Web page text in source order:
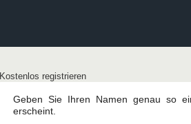
Kostenlos registrieren
Geben Sie Ihren Namen genau so
erscheint.